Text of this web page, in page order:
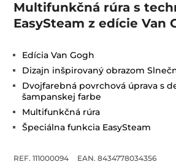
Multifunkčná rúra s
EasySteam z edície Van
Edícia Van Gogh
Dizajn inšpirovaný obrazom
Dvojfarebná povrchová úprava s
šampanskej farbe
Multifunkčná rúra
Špeciálna funkcia EasySteam
REF. 111000094
EAN. 8434778034356